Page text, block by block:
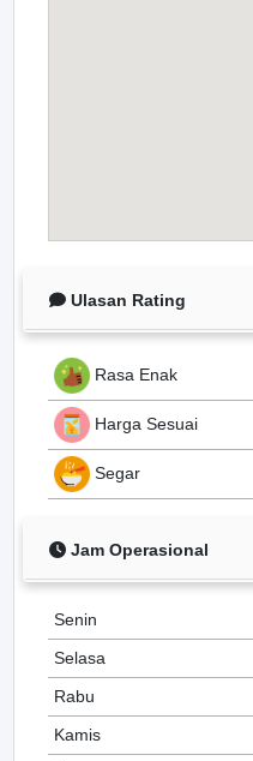
Ulasan Rating
Rasa Enak
Harga Sesuai
Segar
Jam Operasional
Senin
Selasa
Rabu
Kamis